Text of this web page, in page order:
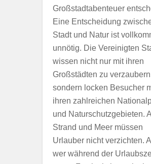
Großstadtabenteuer
Eine Entscheidung
Stadt und Natur ist
unnötig. Die Vereinigten
wissen nicht nur mit ihren
Großstädten zu
sondern locken Besucher
ihren zahlreichen
und Naturschutzgebieten.
Strand und Meer müssen
Urlauber nicht verzichten.
wer während der